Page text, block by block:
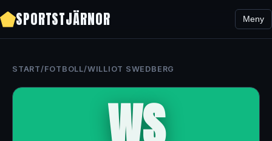
SPORTSTJÄRNOR Meny
START/FOTBOLL/WILLIOT SWEDBERG